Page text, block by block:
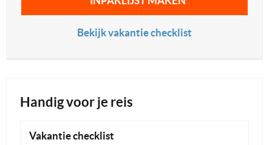
Bekijk vakantie checklist
Handig voor je reis
Vakantie checklist